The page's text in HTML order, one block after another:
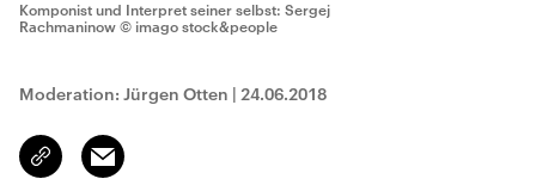
Komponist und Interpret seiner selbst: Sergej
Rachmaninow © imago stock&people
Moderation: Jürgen Otten | 24.06.2018
Link
kopieren/teilen
Email